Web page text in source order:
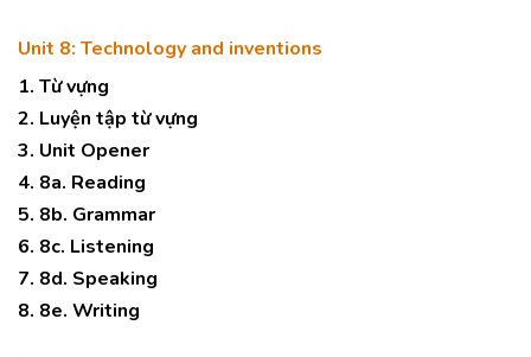
Unit 8: Technology and inventions
1. Từ vựng
2. Luyện tập từ vựng
3. Unit Opener
4. 8a. Reading
5. 8b. Grammar
6. 8c. Listening
7. 8d. Speaking
8. 8e. Writing